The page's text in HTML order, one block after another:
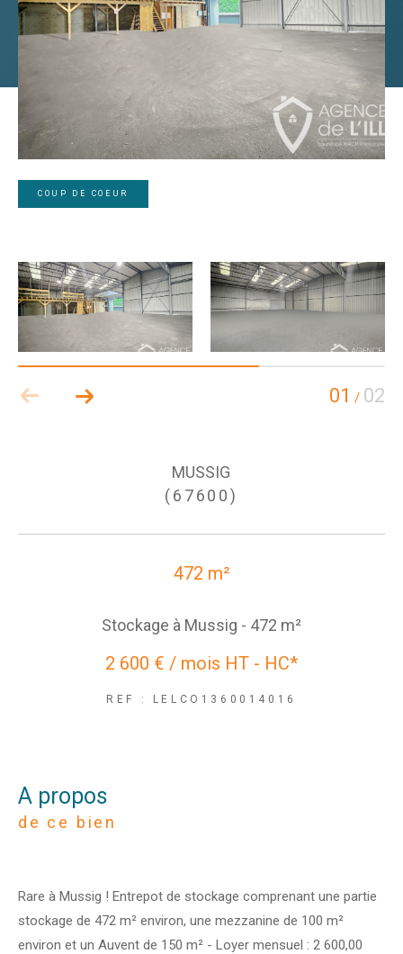
COUP DE COEUR
01 / 02
MUSSIG
(67600)
472 m²
Stockage à Mussig - 472 m²
2 600 € / mois HT - HC*
REF : LELCO1360014016
a propos
de ce bien
Rare à Mussig ! Entrepot de stockage comprenant une partie
stockage de 472 m² environ, une mezzanine de 100 m²
environ et un Auvent de 150 m² - Loyer mensuel : 2 600,00